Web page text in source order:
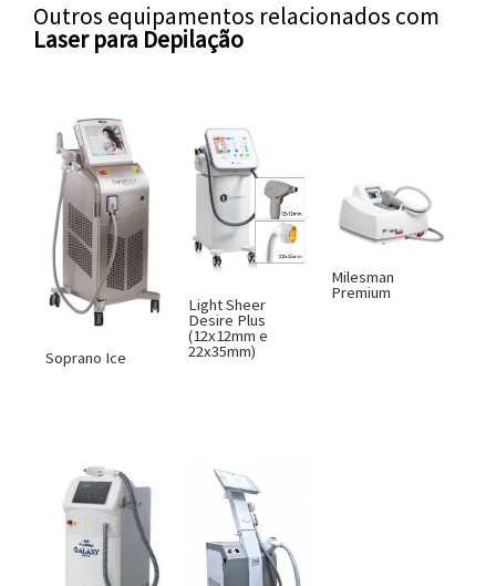
Outros equipamentos relacionados com
Laser para Depilação
Soprano Ice
Light Sheer
Desire Plus
(12x12mm e
22x35mm)
Milesman
Premium